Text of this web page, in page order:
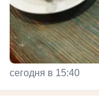
сегодня в 15:40